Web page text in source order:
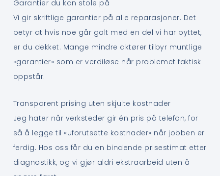
Garantier du kan stole på
Vi gir skriftlige garantier på alle reparasjoner. Det
betyr at hvis noe går galt med en del vi har byttet,
er du dekket. Mange mindre aktører tilbyr muntlige
«garantier» som er verdiløse når problemet faktisk
oppstår.
Transparent prising uten skjulte kostnader
Jeg hater når verksteder gir én pris på telefon, for
så å legge til «uforutsette kostnader» når jobben er
ferdig. Hos oss får du en bindende prisestimat etter
diagnostikk, og vi gjør aldri ekstraarbeid uten å